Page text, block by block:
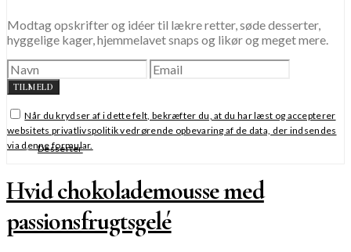
Modtag opskrifter og idéer til lækre retter, søde desserter,
hyggelige kager, hjemmelavet snaps og likør og meget mere.
TILMELD
Når du krydser af i dette felt, bekræfter du, at du har læst og accepterer
websitets privatlivspolitik vedrørende opbevaring af de data, der indsendes
via denne formular.
Desserter
Hvid chokolademousse med
passionsfrugtsgelé